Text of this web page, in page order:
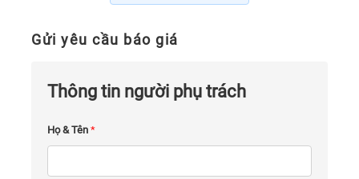
Gửi yêu cầu báo giá
Thông tin người phụ trách
Họ & Tên *